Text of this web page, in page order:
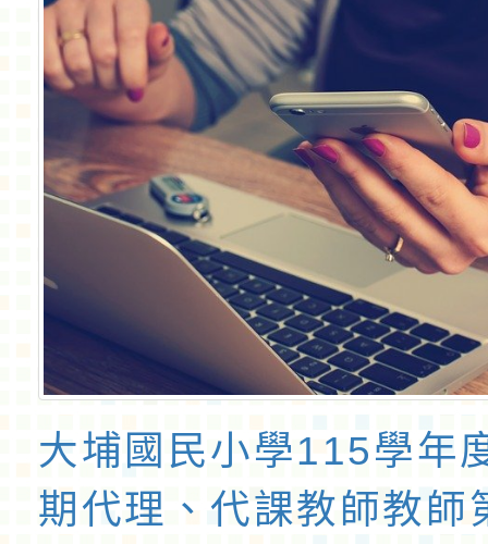
大埔國民小學115學年
期代理、代課教師教師